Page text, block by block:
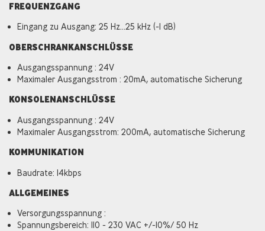
FREQUENZGANG
Eingang zu Ausgang: 25 Hz...25 kHz (-1 dB)
OBERSCHRANKANSCHLÜSSE
Ausgangsspannung : 24V
Maximaler Ausgangsstrom : 20mA, automatische Sicherung
KONSOLENANSCHLÜSSE
Ausgangsspannung : 24V
Maximaler Ausgangsstrom: 200mA, automatische Sicherung
KOMMUNIKATION
Baudrate: 14kbps
ALLGEMEINES
Versorgungsspannung :
Spannungsbereich: 110 - 230 VAC +/-10%/ 50 Hz